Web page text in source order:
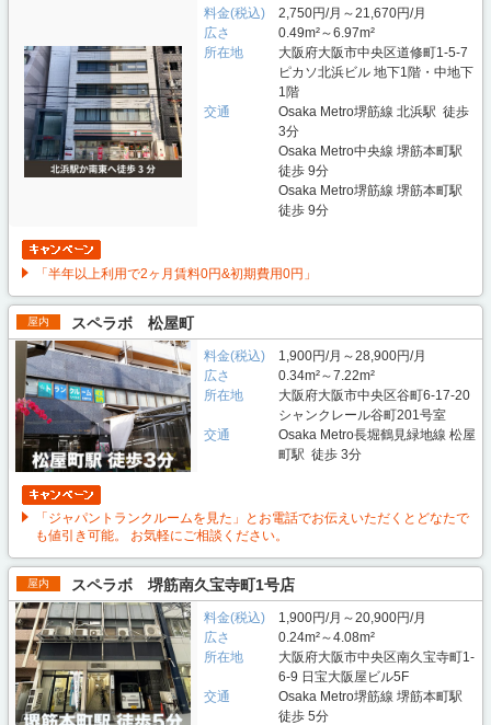
料金(税込)
2,750円/月～21,670円/月
広さ
0.49m²～6.97m²
所在地
大阪府大阪市中央区道修町1-5-7
ピカソ北浜ビル 地下1階・中地下
1階
交通
Osaka Metro堺筋線 北浜駅 徒歩
3分
Osaka Metro中央線 堺筋本町駅
徒歩 9分
Osaka Metro堺筋線 堺筋本町駅
徒歩 9分
「半年以上利用で2ヶ月賃料0円&初期費用0円」
屋内 スペラボ 松屋町
料金(税込)
1,900円/月～28,900円/月
広さ
0.34m²～7.22m²
所在地
大阪府大阪市中央区谷町6-17-20
シャンクレール谷町201号室
交通
Osaka Metro長堀鶴見緑地線 松屋
町駅 徒歩 3分
「ジャパントランクルームを見た」とお電話でお伝えいただくとどなたで
も値引き可能。 お気軽にご相談ください。
屋内 スペラボ 堺筋南久宝寺町1号店
料金(税込)
1,900円/月～20,900円/月
広さ
0.24m²～4.08m²
所在地
大阪府大阪市中央区南久宝寺町1-
6-9 日宝大阪屋ビル5F
交通
Osaka Metro堺筋線 堺筋本町駅
徒歩 5分